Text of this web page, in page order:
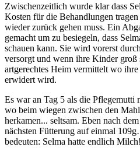
Zwischenzeitlich wurde klar dass
Kosten für die Behandlungen
wieder zurück gehen muss. Ein
gemacht um zu besiegeln, dass
schauen kann. Sie wird vorerst
versorgt und wenn ihre Kinder groß
artgerechtes Heim vermittelt wo
erwidert wird.
Es war an Tag 5 als die Pflegemutti
wo beim wiegen zwischen den
herkamen... seltsam. Eben nach
nächsten Fütterung auf einmal
bedeuten: Selma hatte endlich